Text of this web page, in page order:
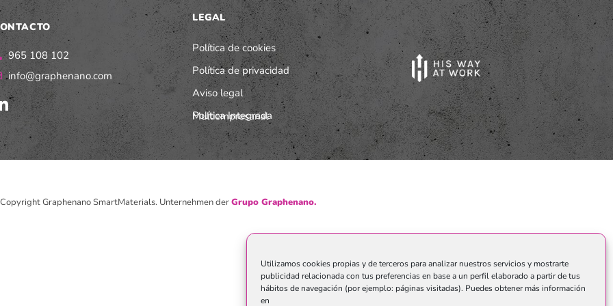
Utilizamos cookies propias y de terceros para analizar nuestros servicios y mostrarte
publicidad relacionada con tus preferencias en base a un perfil elaborado a partir de tus
hábitos de navegación (por ejemplo: páginas visitadas). Puedes obtener más información
en
965 108 102
info@graphenano.com
LEGAL
Política de cookies
Política de privacidad
Aviso legal
Política Integrada Multiempresarial
Graphenano SmartMaterials. Unternehmen derGrupo Graphenano.